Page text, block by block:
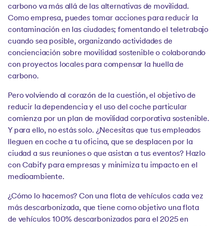
carbono va más allá de las alternativas de movilidad.
Como empresa, puedes tomar acciones para reducir la
contaminación en las ciudades; fomentando el teletrabajo
cuando sea posible, organizando actividades de
concienciación sobre movilidad sostenible o colaborando
con proyectos locales para compensar la huella de
carbono.
Pero volviendo al corazón de la cuestión, el objetivo de
reducir la dependencia y el uso del coche particular
comienza por un plan de movilidad corporativa sostenible.
Y para ello, no estás solo. ¿Necesitas que tus empleados
lleguen en coche a tu oficina, que se desplacen por la
ciudad a sus reuniones o que asistan a tus eventos? Hazlo
con Cabify para empresas y minimiza tu impacto en el
medioambiente.
¿Cómo lo hacemos? Con una flota de vehículos cada vez
más descarbonizada, que tiene como objetivo una flota
de vehículos 100% descarbonizados para el 2025 en